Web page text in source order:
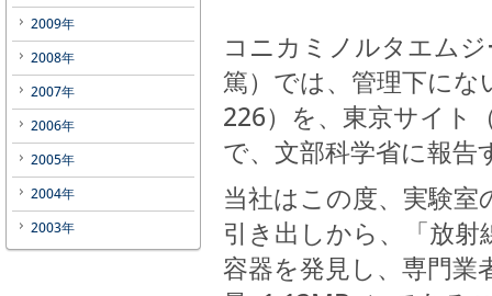
コニカミノルタエム
篤）では、管理下に
226）を、東京サイト
で、文部科学省に報
当社はこの度、実験
引き出しから、「放
容器を発見し、専門
2009年
2008年
2007年
2006年
2005年
2004年
2003年